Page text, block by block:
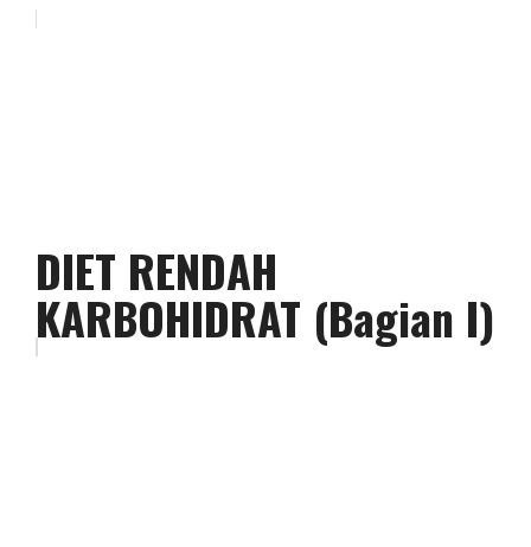
DIET RENDAH
KARBOHIDRAT (Bagian I)